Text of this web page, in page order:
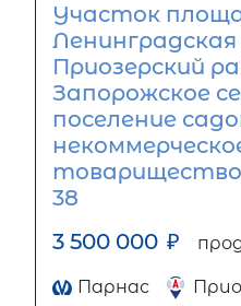
Участок
Приозерский
Запорожское
поселение
38
3 500 000 ₽
Парнас